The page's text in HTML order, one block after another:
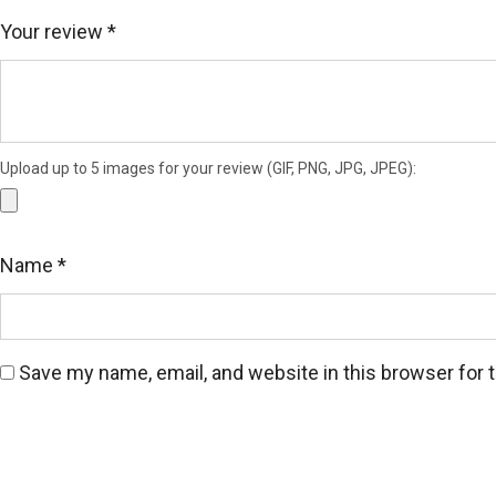
Your review *
Upload up to 5 images for your review (GIF, PNG, JPG, JPEG):
Name *
Save my name, email, and website in this browser